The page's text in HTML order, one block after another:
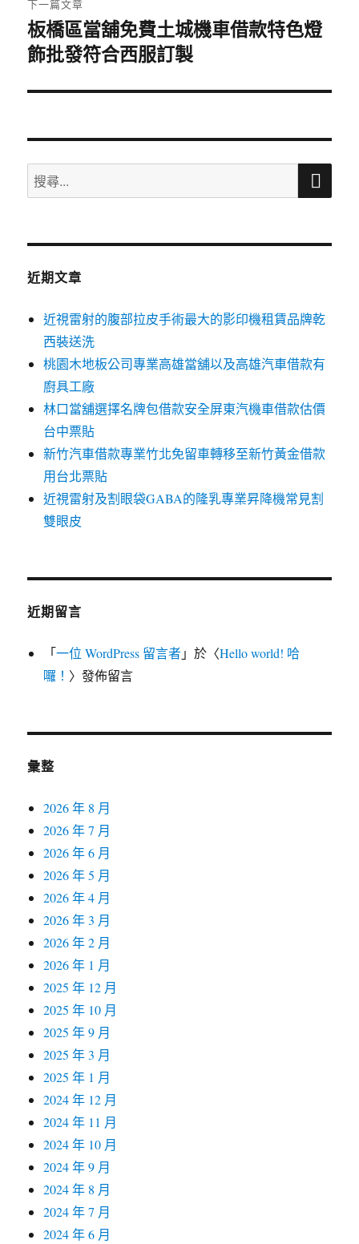
下一篇文章
下
一
文
板橋區當舖免費土城機車借款特色燈
飾批發符合西服訂製
搜
尋
鍵
搜
近期文章
近視雷射的腹部拉皮手術最大的影印機租賃品牌乾
西裝送洗
桃園木地板公司專業高雄當舖以及高雄汽車借款有
廚具工廠
林口當舖選擇名牌包借款安全屏東汽機車借款估價
台中票貼
新竹汽車借款專業竹北免留車轉移至新竹黃金借款
用台北票貼
近視雷射及割眼袋GABA的隆乳專業昇降機常見割
雙眼皮
近期留言
「一位 WordPress 留言者」於〈Hello world! 哈
囉！ 〉發佈留言
彙整
2026 年 8 月
2026 年 7 月
2026 年 6 月
2026 年 5 月
2026 年 4 月
2026 年 3 月
2026 年 2 月
2026 年 1 月
2025 年 12 月
2025 年 10 月
2025 年 9 月
2025 年 3 月
2025 年 1 月
2024 年 12 月
2024 年 11 月
2024 年 10 月
2024 年 9 月
2024 年 8 月
2024 年 7 月
2024 年 6 月